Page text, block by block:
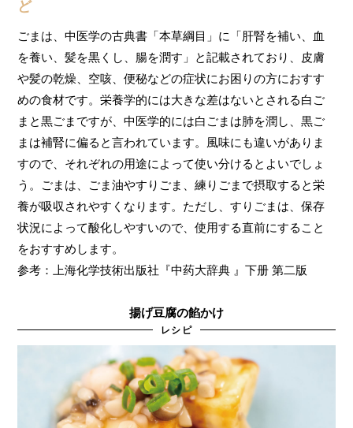
ど
ごまは、中医学の古典書「本草綱目」に「肝腎を補い、血
を養い、髪を黒くし、腸を潤す」と記載されており、皮膚
や髪の乾燥、空咳、便秘などの症状にお困りの方におすす
めの食材です。栄養学的には大きな差はないとされる白ご
まと黒ごまですが、中医学的には白ごまは肺を潤し、黒ご
まは補腎に偏ると言われています。風味にも違いがありま
すので、それぞれの用途によって使い分けるとよいでしょ
う。 ごまは、ごま油やすりごま、練りごまで摂取すると栄
養が吸収されやすくなります。ただし、すりごまは、保存
状況によって酸化しやすいので、使用する直前にすること
をおすすめします。
参考：上海化学技術出版社『中药大辞典 』下册 第二版
揚げ豆腐の餡かけ
レシピ